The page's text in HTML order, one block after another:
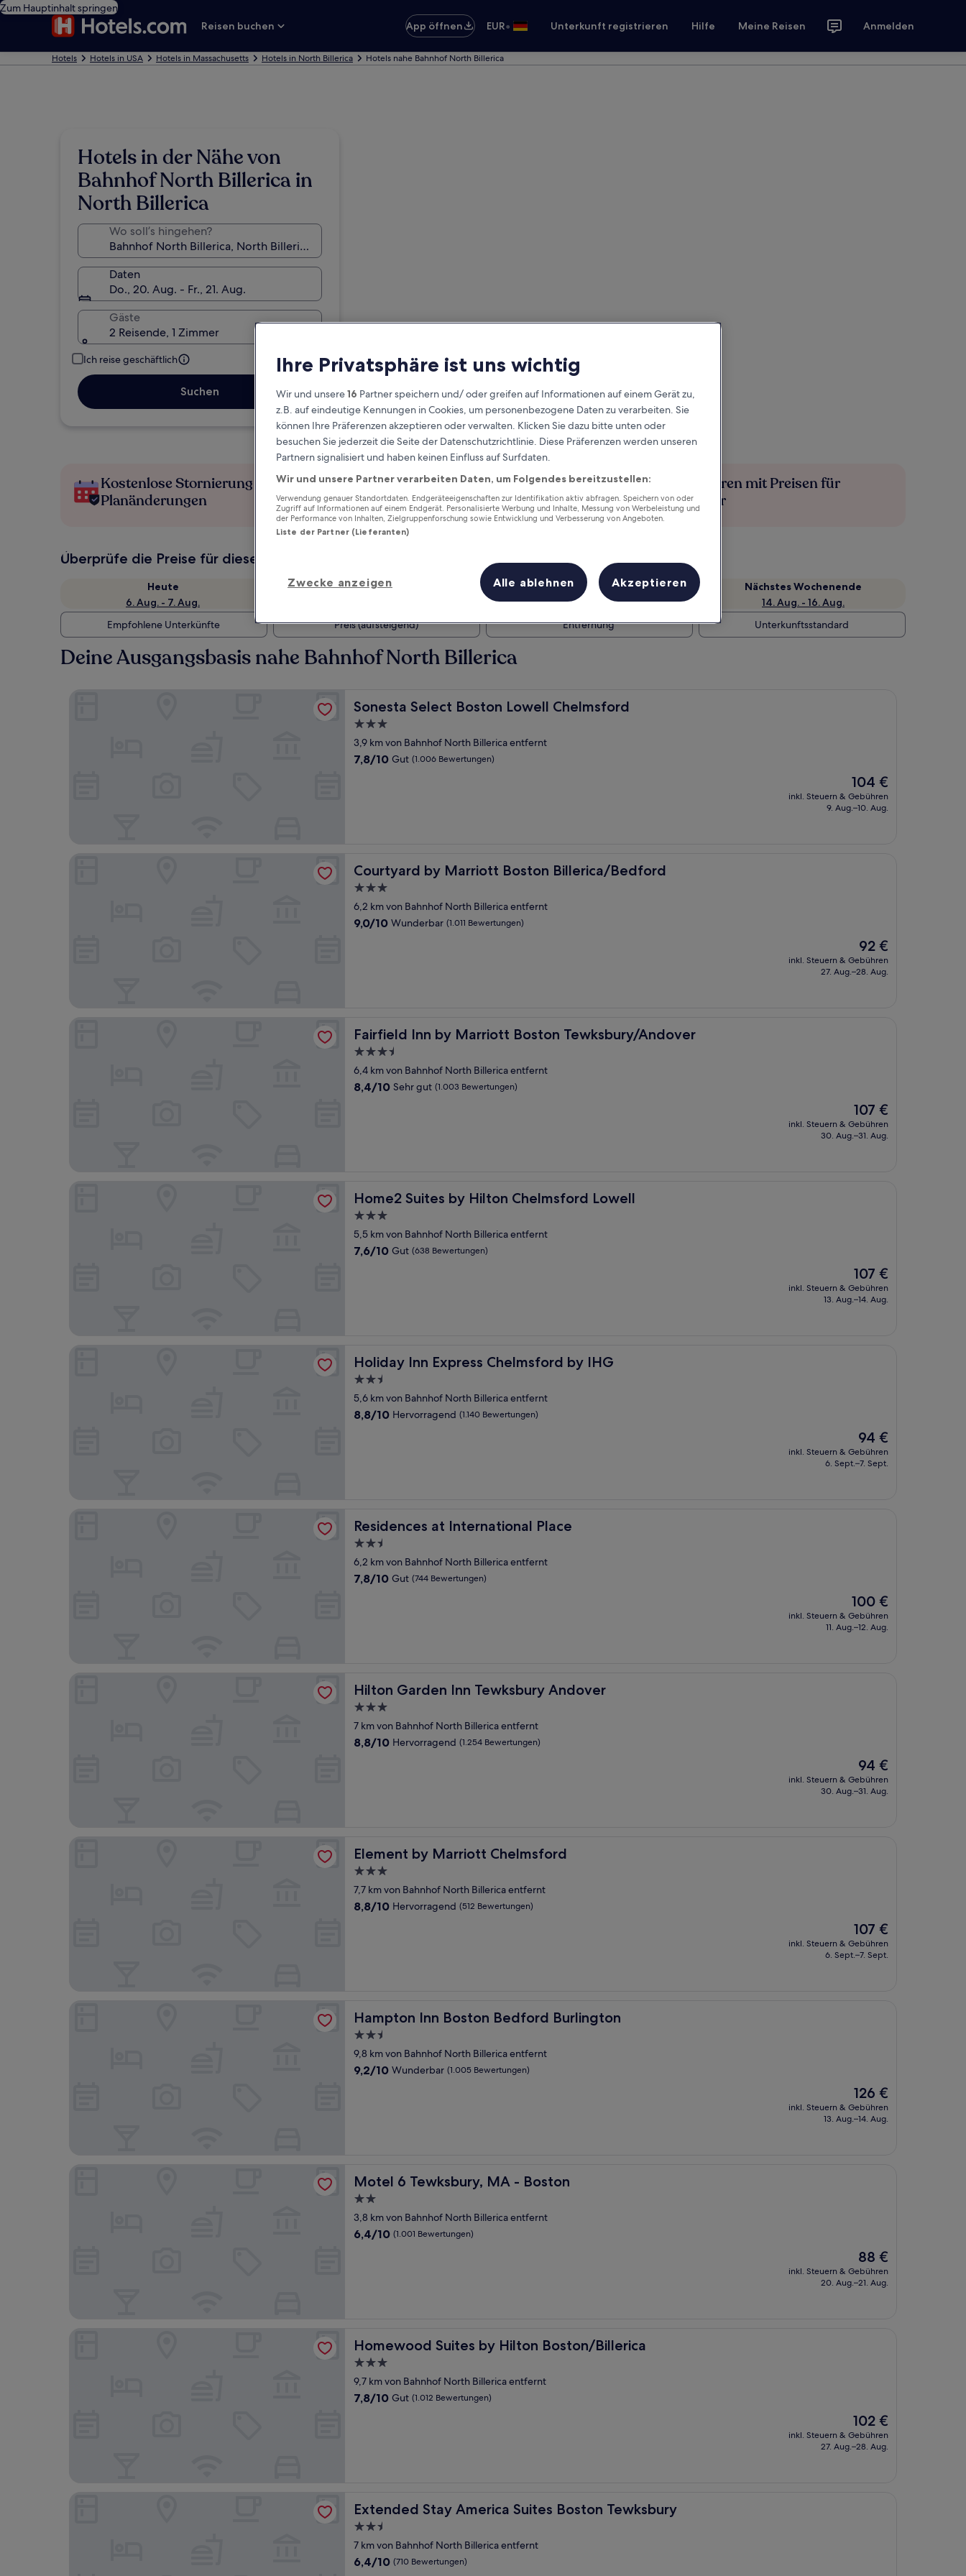
Zum Hauptinhalt springen
Reisen buchen
App öffnen EUR• Unterkunft registrieren Hilfe Meine Reisen Anmelden
Hotels Hotels in USA Hotels in Massachusetts Hotels in North Billerica Hotels nahe Bahnhof North Billerica
Hotels in der Nähe von
Bahnhof North Billerica in
North Billerica
Wo soll’s hingehen?
Daten
Do., 20. Aug. - Fr., 21. Aug.
Gäste
2 Reisende, 1 Zimmer
Ich reise geschäftlich
Suchen
Kostenlose Stornierung bei
Planänderungen
Verdiene Prämien für jede
wahrgenommene Übernachtung
Mehr sparen mit Preisen für
Mitglieder
Überprüfe die Preise für diese Daten
Heute
6. Aug. - 7. Aug.
Morgen
Dieses Wochenende
7. Aug. - 9. Aug.
Nächstes Wochenende
14. Aug. - 16. Aug.
Empfohlene Unterkünfte
Preis (aufsteigend) Entfernung Unterkunftsstandard
Deine Ausgangsbasis nahe Bahnhof North Billerica
Sonesta Select Boston Lowell Chelmsford
Sonesta Select Boston Lowell Chelmsford
3.0-
Sterne-
Unterkunft
3,9 km von Bahnhof North Billerica entfernt
7.8
7,8/10 Gut (1.006 Bewertungen)
Der
Preis
beträgt
104 €
inkl. Steuern & Gebühren
9. Aug.–10. Aug.
Courtyard by Marriott Boston Billerica/Bedford
Courtyard by Marriott Boston Billerica/Bedford
3.0-
Sterne-
Unterkunft
6,2 km von Bahnhof North Billerica entfernt
9.0
9,0/10 Wunderbar (1.011 Bewertungen)
Der
Preis
beträgt
92 €
inkl. Steuern & Gebühren
27. Aug.–28. Aug.
Fairfield Inn by Marriott Boston Tewksbury/Andover
Fairfield Inn by Marriott Boston Tewksbury/Andover
3.5-
Sterne-
Unterkunft
6,4 km von Bahnhof North Billerica entfernt
8.4
8,4/10 Sehr gut (1.003 Bewertungen)
Der
Preis
beträgt
107 €
inkl. Steuern & Gebühren
30. Aug.–31. Aug.
Fairfield Inn by Marriott Boston Tewksbury/Andover
Home2 Suites by Hilton Chelmsford Lowell
Home2 Suites by Hilton Chelmsford Lowell
3.0-
Sterne-
Unterkunft
5,5 km von Bahnhof North Billerica entfernt
7.6
7,6/10 Gut (638 Bewertungen)
Der
Preis
beträgt
107 €
inkl. Steuern & Gebühren
13. Aug.–14. Aug.
Holiday Inn Express Chelmsford by IHG
Holiday Inn Express Chelmsford by IHG
2.5-
Sterne-
Unterkunft
5,6 km von Bahnhof North Billerica entfernt
8.8
8,8/10 Hervorragend (1.140 Bewertungen)
Der
Preis
beträgt
94 €
inkl. Steuern & Gebühren
6. Sept.–7. Sept.
Residences at International Place
Residences at International Place
2.5-
Sterne-
Unterkunft
6,2 km von Bahnhof North Billerica entfernt
7.8
7,8/10 Gut (744 Bewertungen)
Der
Preis
beträgt
100 €
inkl. Steuern & Gebühren
11. Aug.–12. Aug.
Hilton Garden Inn Tewksbury Andover
Hilton Garden Inn Tewksbury Andover
3.0-
Sterne-
Unterkunft
7 km von Bahnhof North Billerica entfernt
8.8
8,8/10 Hervorragend (1.254 Bewertungen)
Der
Preis
beträgt
94 €
inkl. Steuern & Gebühren
30. Aug.–31. Aug.
Element by Marriott Chelmsford
Element by Marriott Chelmsford
3.0-
Sterne-
Unterkunft
7,7 km von Bahnhof North Billerica entfernt
8.8
8,8/10 Hervorragend (512 Bewertungen)
Der
Preis
beträgt
107 €
inkl. Steuern & Gebühren
6. Sept.–7. Sept.
Hampton Inn Boston Bedford Burlington
Hampton Inn Boston Bedford Burlington
2.5-
Sterne-
Unterkunft
9,8 km von Bahnhof North Billerica entfernt
9.2
9,2/10 Wunderbar (1.005 Bewertungen)
Der
Preis
beträgt
126 €
inkl. Steuern & Gebühren
13. Aug.–14. Aug.
Motel 6 Tewksbury, MA - Boston
Motel 6 Tewksbury, MA - Boston
2.0-
Sterne-
Unterkunft
3,8 km von Bahnhof North Billerica entfernt
6.4
6,4/10 (1.001 Bewertungen)
Der
Preis
beträgt
88 €
inkl. Steuern & Gebühren
20. Aug.–21. Aug.
Homewood Suites by Hilton Boston/Billerica
Homewood Suites by Hilton Boston/Billerica
3.0-
Sterne-
Unterkunft
9,7 km von Bahnhof North Billerica entfernt
7.8
7,8/10 Gut (1.012 Bewertungen)
Der
Preis
beträgt
102 €
inkl. Steuern & Gebühren
27. Aug.–28. Aug.
Extended Stay America Suites Boston Tewksbury
Extended Stay America Suites Boston Tewksbury
2.5-
Sterne-
Unterkunft
7 km von Bahnhof North Billerica entfernt
6.4
6,4/10 (710 Bewertungen)
Extended Stay America Suites Boston Tewksbury
Ihre Privatsphäre ist uns wichtig
Wir und unsere16 Partner speichern und/ oder greifen auf Informationen auf einem Gerät zu,
z.B. auf eindeutige Kennungen in Cookies, um personenbezogene Daten zu verarbeiten. Sie
können Ihre Präferenzen akzeptieren oder verwalten. Klicken Sie dazu bitte unten oder
besuchen Sie jederzeit die Seite der Datenschutzrichtlinie. Diese Präferenzen werden unseren
Partnern signalisiert und haben keinen Einfluss auf Surfdaten.
Wir und unsere Partner verarbeiten Daten, um Folgendes bereitzustellen:
Verwendung genauer Standortdaten. Endgeräteeigenschaften zur Identifikation aktiv abfragen. Speichern von oder
Zugriff auf Informationen auf einem Endgerät. Personalisierte Werbung und Inhalte, Messung von Werbeleistung und
der Performance von Inhalten, Zielgruppenforschung sowie Entwicklung und Verbesserung von Angeboten.
Liste der Partner (Lieferanten)
Zwecke anzeigen Alle ablehnen Akzeptieren